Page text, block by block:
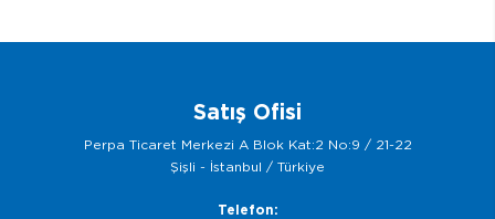
Satış Ofisi
Perpa Ticaret Merkezi A Blok Kat:2 No:9 / 21-22
Şişli - İstanbul / Türkiye
Telefon: